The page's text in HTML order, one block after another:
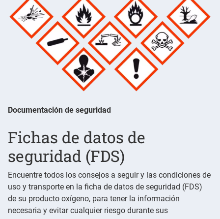
Documentación de seguridad
Fichas de datos de
seguridad (FDS)
Encuentre todos los consejos a seguir y las condiciones de
uso y transporte en la ficha de datos de seguridad (FDS)
de su producto oxígeno, para tener la información
necesaria y evitar cualquier riesgo durante sus